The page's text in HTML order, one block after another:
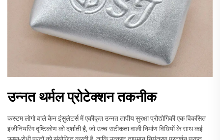
उन्नत थर्मल प्रोटेक्शन तकनीक
कस्टम लोगो वाले कैन इंसुलेटर्स में एकीकृत उन्नत तापीय सुरक्षा प्रौद्योगिकी एक विकसित
इंजीनियरिंग दृष्टिकोण को दर्शाती है, जो उच्च सटीकता वाली निर्माण विधियों के साथ कई